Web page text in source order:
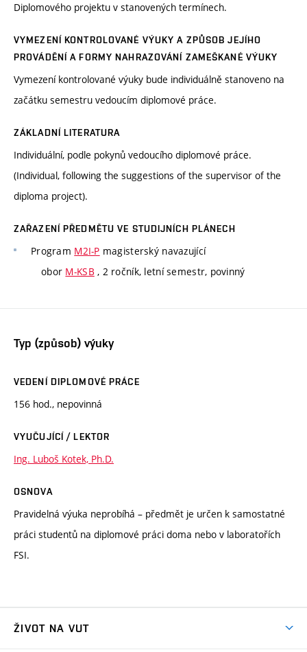
Diplomového projektu v stanovených termínech.
VYMEZENÍ KONTROLOVANÉ VÝUKY A ZPŮSOB JEJÍHO
PROVÁDĚNÍ A FORMY NAHRAZOVÁNÍ ZAMEŠKANÉ VÝUKY
Vymezení kontrolované výuky bude individuálně stanoveno na
začátku semestru vedoucím diplomové práce.
ZÁKLADNÍ LITERATURA
Individuální, podle pokynů vedoucího diplomové práce.
(Individual, following the suggestions of the supervisor of the
diploma project).
ZAŘAZENÍ PŘEDMĚTU VE STUDIJNÍCH PLÁNECH
Program M2I-P magisterský navazující
obor M-KSB , 2 ročník, letní semestr, povinný
Typ (způsob) výuky
VEDENÍ DIPLOMOVÉ PRÁCE
156 hod., nepovinná
VYUČUJÍCÍ / LEKTOR
Ing. Luboš Kotek, Ph.D.
OSNOVA
Pravidelná výuka neprobíhá – předmět je určen k samostatné
práci studentů na diplomové práci doma nebo v laboratořích
FSI.
ŽIVOT NA VUT